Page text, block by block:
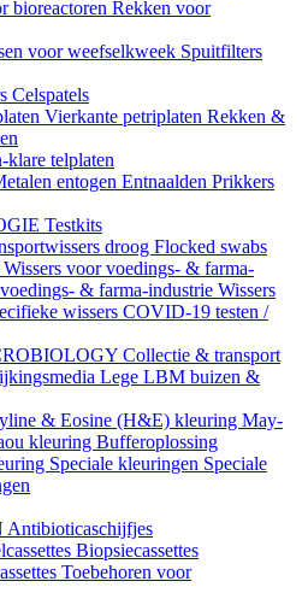
bioreactoren Rekken voor
voor weefselkweek Spuitfilters
Celspatels
Vierkante petriplaten Rekken &
klare telplaten
entogen Entnaalden Prikkers
Testkits
droog Flocked swabs
Wissers voor voedings- & farma-
& farma-industrie Wissers
wissers COVID-19 testen /
Collectie & transport
Lege LBM buizen &
& Eosine (H&E) kleuring May-
kleuring Bufferoplossing
Speciale kleuringen Speciale
Antibioticaschijfjes
Biopsiecassettes
Toebehoren voor